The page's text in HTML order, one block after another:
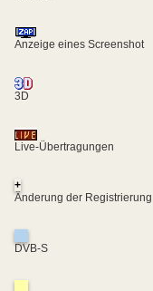
Anzeige eines Screenshot
3D
Live-Übertragungen
+
Änderung der Registrierung
DVB-S